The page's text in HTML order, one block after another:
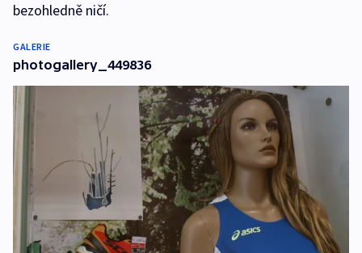
bezohledně ničí.
GALERIE
photogallery_449836